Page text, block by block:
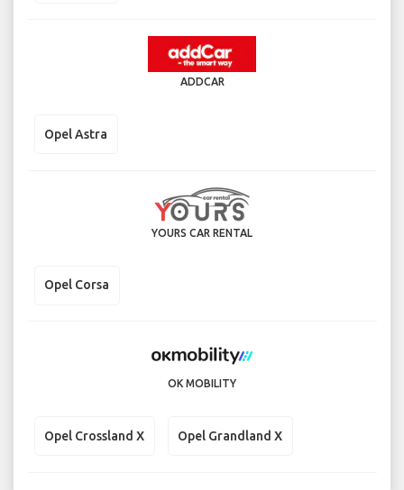
ADDCAR
Opel Astra
YOURS CAR RENTAL
Opel Corsa
OK MOBILITY
Opel Crossland X Opel Grandland X